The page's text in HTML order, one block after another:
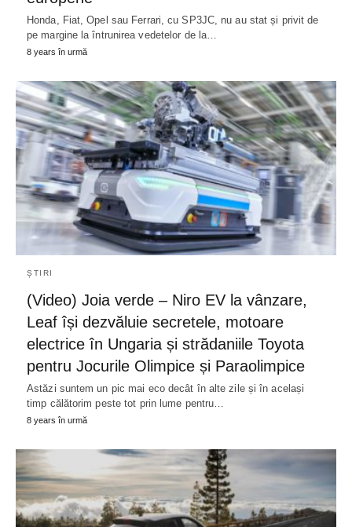
Honda, Fiat, Opel sau Ferrari, cu SP3JC, nu au stat și privit de
pe margine la întrunirea vedetelor de la…
8 years în urmă
ȘTIRI
(Video) Joia verde – Niro EV la vânzare,
Leaf își dezvăluie secretele, motoare
electrice în Ungaria și strădaniile Toyota
pentru Jocurile Olimpice și Paraolimpice
Astăzi suntem un pic mai eco decât în alte zile și în același
timp călătorim peste tot prin lume pentru…
8 years în urmă